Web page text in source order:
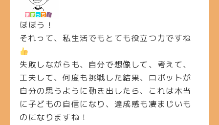
ほほう！
それって、私生活でもとても役立つ力ですね
失敗しながらも、自分で想像して、考えて、
工夫して、何度も挑戦した結果、ロボットが
自分の思うように動き出したら、これは本当
に子どもの自信になり、達成感も凄まじいも
のになりますね！